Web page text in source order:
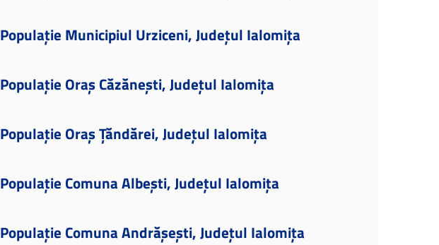
Populație Municipiul Urziceni, Județul Ialomița
Populație Oraș Căzănești, Județul Ialomița
Populație Oraș Țăndărei, Județul Ialomița
Populație Comuna Albești, Județul Ialomița
Populație Comuna Andrășești, Județul Ialomița